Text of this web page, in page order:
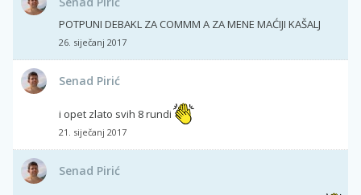
POTPUNI DEBAKL ZA COMMM A ZA MENE MAĆIJI KAŠALJ
26. siječanj 2017
Senad Pirić
i opet zlato svih 8 rundi
21. siječanj 2017
Senad Pirić